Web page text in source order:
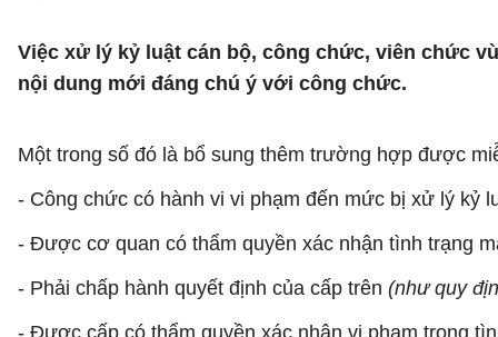
Việc xử lý kỷ luật cán bộ, công chức, viên chức
nội dung mới đáng chú ý với công chức.
Một trong số đó là bổ sung thêm trường hợp được
- Công chức có hành vi vi phạm đến mức bị xử lý kỷ
- Được cơ quan có thẩm quyền xác nhận tình trạng
- Phải chấp hành quyết định của cấp trên (như quy
- Được cấp có thẩm quyền xác nhận vi phạm trong